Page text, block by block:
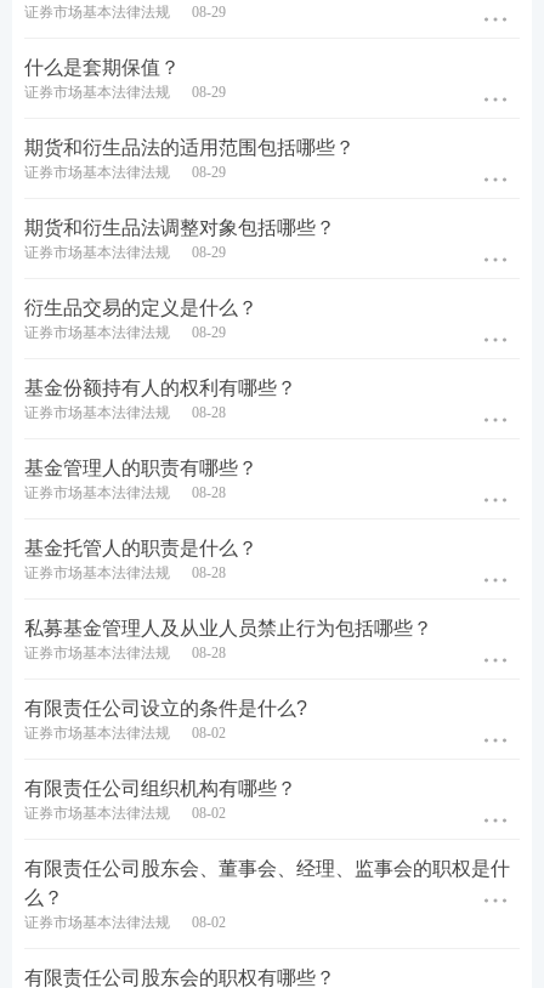
证券市场基本法律法规 08-29
什么是套期保值？
证券市场基本法律法规 08-29
期货和衍生品法的适用范围包括哪些？
证券市场基本法律法规 08-29
期货和衍生品法调整对象包括哪些？
证券市场基本法律法规 08-29
衍生品交易的定义是什么？
证券市场基本法律法规 08-29
基金份额持有人的权利有哪些？
证券市场基本法律法规 08-28
基金管理人的职责有哪些？
证券市场基本法律法规 08-28
基金托管人的职责是什么？
证券市场基本法律法规 08-28
私募基金管理人及从业人员禁止行为包括哪些？
证券市场基本法律法规 08-28
有限责任公司设立的条件是什么?
证券市场基本法律法规 08-02
有限责任公司组织机构有哪些？
证券市场基本法律法规 08-02
有限责任公司股东会、董事会、经理、监事会的职权是什
么？
证券市场基本法律法规 08-02
有限责任公司股东会的职权有哪些？